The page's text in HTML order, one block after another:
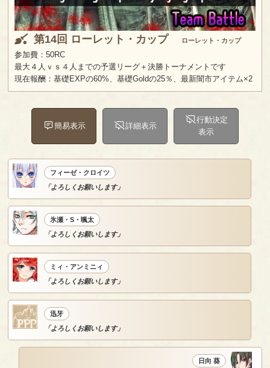
第14回 ローレット・カップ ローレット・カップ
参加費：50RC
最大４人ｖｓ４人までの予選リーグ＋決勝トーナメントです
現在報酬：基礎EXPの60%、基礎Goldの25％、最新闇市アイテム×2
簡易表示 詳細表示
行動決定
表示
フィーゼ・クロイツ
「よろしくお願いします」
氷瀬・S・颯太
「よろしくお願いします」
ミィ・アンミニィ
「よろしくお願いします」
迅牙
「よろしくお願いします」
日向 葵